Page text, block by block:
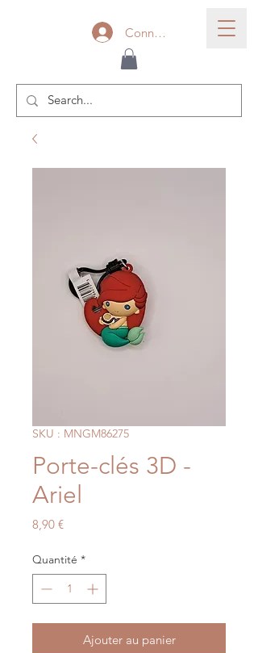
Connexion
SKU : MNGM86275
Porte-clés 3D -
Ariel
8,90 €Prix
Quantité *
Ajouter au panier